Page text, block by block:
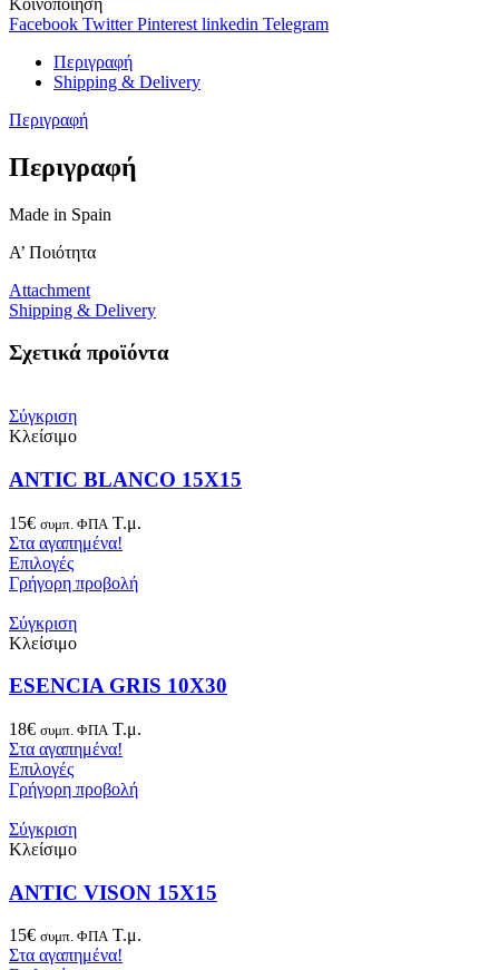
Facebook Twitter Pinterest linkedin Telegram
Περιγραφή
Shipping & Delivery
Περιγραφή
Περιγραφή
Made in Spain
A’ Ποιότητα
Attachment
Shipping & Delivery
Σχετικά προϊόντα
Σύγκριση
Κλείσιμο
ANTIC BLANCO 15X15
15€ συμπ. ΦΠΑ Τ.μ.
Στα αγαπημένα!
Επιλογές
Γρήγορη προβολή
Σύγκριση
Κλείσιμο
ESENCIA GRIS 10X30
18€ συμπ. ΦΠΑ Τ.μ.
Στα αγαπημένα!
Επιλογές
Γρήγορη προβολή
Σύγκριση
Κλείσιμο
ANTIC VISON 15X15
15€ συμπ. ΦΠΑΤ.μ.
Στα αγαπημένα!